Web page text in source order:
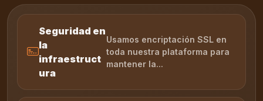
Seguridad en
la
infraestruct
ura
Usamos encriptación SSL en
toda nuestra plataforma para
mantener la...